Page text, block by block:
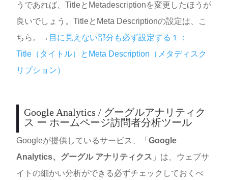
うであれば、TitleとMetadescriptionを変更したほうが
良いでしょう。TitleとMeta Descriptionの設定は、こ
ちら。→ 目に見えない部分も必ず設定する１：
Title（タイトル）とMeta Description（メタディスク
リプション）
Google Analytics / グーグルアナリティク
ス ー ホームページ訪問者分析ツール
Googleが提供しているサービス、「Google
Analytics、グーグル アナリティクス 」は、ウェブサ
イトの細かい分析ができる必ずチェックしておくべ